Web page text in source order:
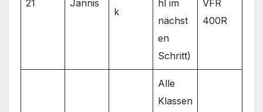
21 Jannis
k
hl im
nächst
en
Schritt)
VFR
400R
Alle
Klassen